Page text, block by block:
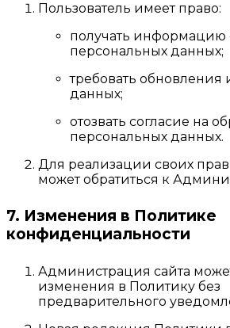
Пользователь имеет право:
получать информацию
персональных данных;
требовать обновления
данных;
отозвать согласие на
персональных данных.
Для реализации своих прав
может обратиться к
7. Изменения в Политике
конфиденциальности
Администрация сайта
изменения в Политику без
предварительного